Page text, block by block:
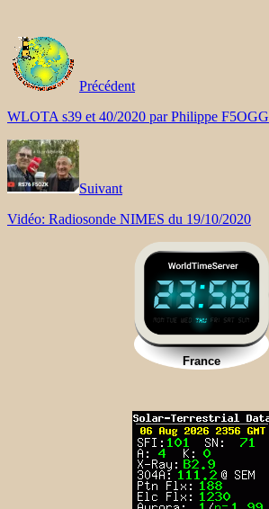
Précédent
WLOTA s39 et 40/2020 par Philippe F5OGG
Suivant
Vidéo: Radiosonde NIMES du 19/10/2020